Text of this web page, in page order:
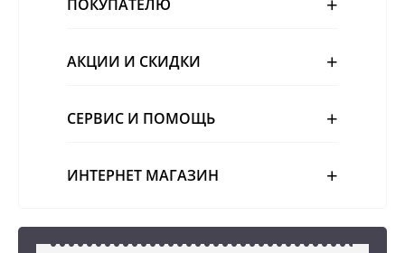
ПОКУПАТЕЛЮ
АКЦИИ И СКИДКИ
СЕРВИС И ПОМОЩЬ
ИНТЕРНЕТ МАГАЗИН